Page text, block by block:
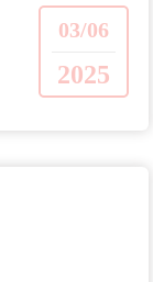
03/06
2025